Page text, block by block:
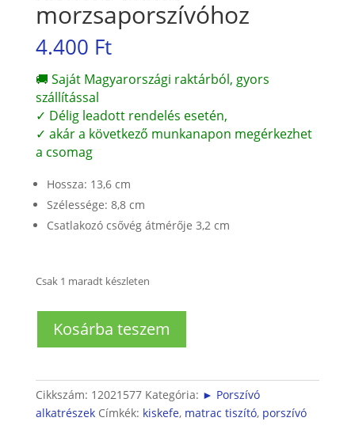
morzsaporszívóhoz
4.400 Ft
🚚 Saját Magyarországi raktárból, gyors
szállítással
✓ Délig leadott rendelés esetén,
✓ akár a következő munkanapon megérkezhet
a csomag
Hossza: 13,6 cm
Szélessége: 8,8 cm
Csatlakozó csővég átmérője 3,2 cm
Csak 1 maradt készleten
kiskefe
akkus
Kosárba teszem
Cikkszám: 12021577 Kategória: ► Porszívó
alkatrészek Címkék: kiskefe, matrac tiszító, porszívó